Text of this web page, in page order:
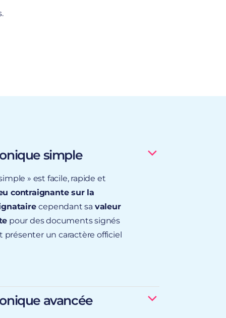
simple
» est facile, rapide et
contraignante sur la
cependant sa valeur
pour des documents signés
un caractère officiel
avancée